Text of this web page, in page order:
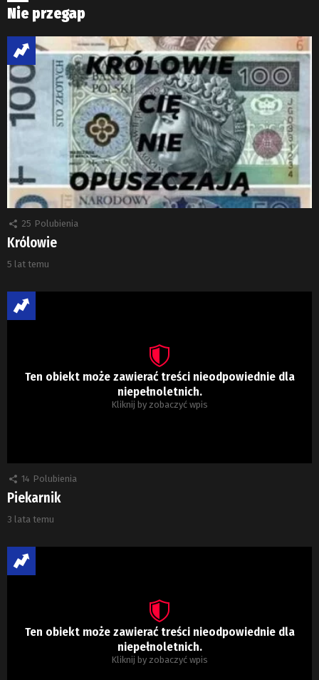
Nie przegap
25 Polubienia
Królowie
5 lat temu
Ten obiekt może zawierać treści nieodpowiednie dla
niepełnoletnich.
Kliknij by zobaczyć wpis
14 Polubienia
Piekarnik
3 lata temu
Ten obiekt może zawierać treści nieodpowiednie dla
niepełnoletnich.
Kliknij by zobaczyć wpis